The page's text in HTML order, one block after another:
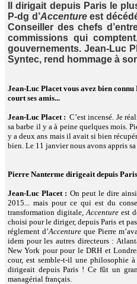
Il dirigait depuis Paris le
P-dg d’Accentureest
Conseiller des chefs
commissions qui
gouvernements. Jean-Luc
Syntec, rend hommage à
Jean-Luc Placet vous avez bien
court ses amis...
Jean-Luc Placet : C’est incensé. Je
sa barbe il y a à peine quelques mois.
y a deux ans mais il avait si bien
bien. Le 11 janvier nous avons appris
Pierre Nanterme dirigeait depuis
Jean-Luc Placet : On peut le dire
2015... mais pour ce qui est du
transformation digitale,Accenture est
choisi pour le diriger, depuis Paris et
réglement d’Accentureque Pierre
idem pour les autres directeurs :
New York pour pour le DRH et
cour, est semble-t-il une philosophie
dirigeait depuis Paris ! Ce fût un
managérial français.